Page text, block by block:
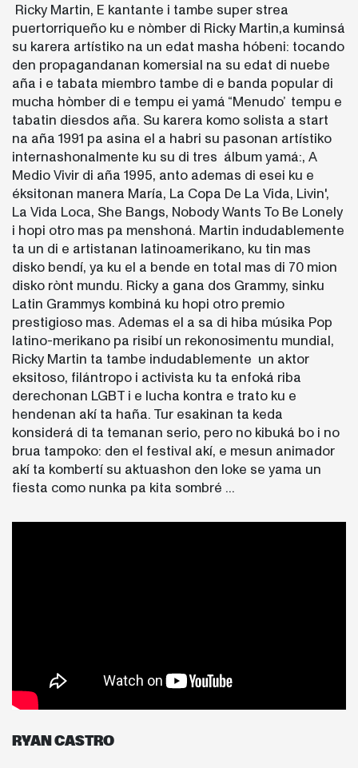
Ricky Martin, E kantante i tambe super strea
puertorriqueño ku e nòmber di Ricky Martin,a kuminsá
su karera artístiko na un edat masha hóbeni: tocando
den propagandanan komersial na su edat di nuebe
aña i e tabata miembro tambe di e banda popular di
mucha hòmber di e tempu ei yamá “Menudo’ tempu e
tabatin diesdos aña. Su karera komo solista a start
na aña 1991 pa asina el a habri su pasonan artístiko
internashonalmente ku su di tres álbum yamá:, A
Medio Vivir di aña 1995, anto ademas di esei ku e
éksitonan manera María, La Copa De La Vida, Livin',
La Vida Loca, She Bangs, Nobody Wants To Be Lonely
i hopi otro mas pa menshoná. Martin indudablemente
ta un di e artistanan latinoamerikano, ku tin mas
disko bendí, ya ku el a bende en total mas di 70 mion
disko rònt mundu. Ricky a gana dos Grammy, sinku
Latin Grammys kombiná ku hopi otro premio
prestigioso mas. Ademas el a sa di hiba músika Pop
latino-merikano pa risibí un rekonosimentu mundial,
Ricky Martin ta tambe indudablemente un aktor
eksitoso, filántropo i activista ku ta enfoká riba
derechonan LGBT i e lucha kontra e trato ku e
hendenan akí ta haña. Tur esakinan ta keda
konsiderá di ta temanan serio, pero no kibuká bo i no
brua tampoko: den el festival akí, e mesun animador
akí ta kombertí su aktuashon den loke se yama un
fiesta como nunka pa kita sombré ...
RYAN CASTRO